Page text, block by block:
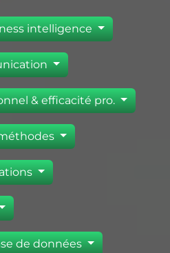
intelligence
& efficacité pro.
de données